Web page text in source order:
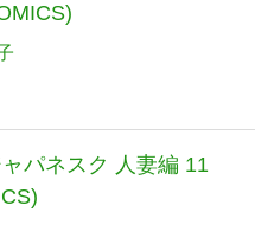
パネスク 人妻編 11